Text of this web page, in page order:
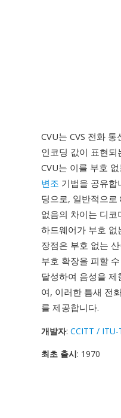
CVU는 CVS 전화
인코딩 값이 표현되
CVU는 이를 부호
변조 기법을 공유
딩으로, 일반적으
없음의 차이는 디코
하드웨어가 부호 없
장점은 부호 없는
부호 확장을 피할
달성하여 음성을
여, 이러한 틈새 전
를 제공합니다.
개발자: CCITT / ITU-
최초 출시: 1970